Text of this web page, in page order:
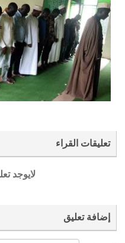
تعليقات القراء
لايوجد
إضافة تعليق